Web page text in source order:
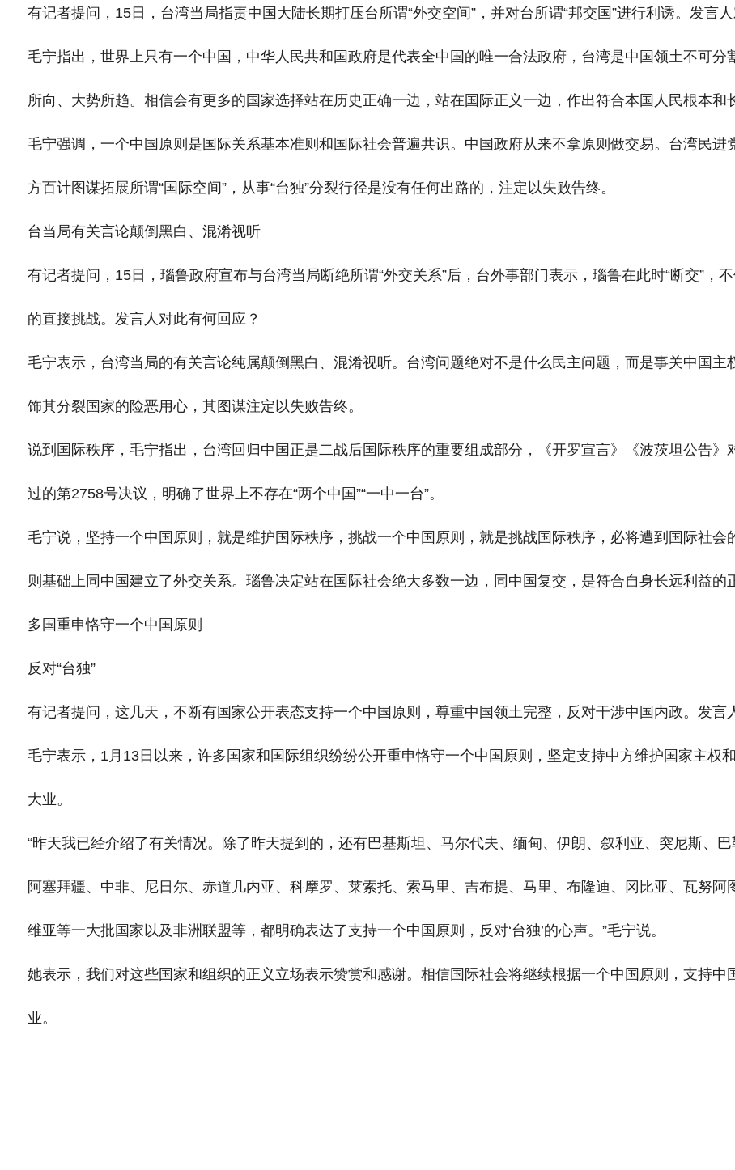
有记者提问，15日，台湾当局指责中国大陆长期打压台所谓“外交空间”，并对台所谓“邦交国”进行利诱。发言
毛宁指出，世界上只有一个中国，中华人民共和国政府是代表全中国的唯一合法政府，台湾是中国领土不可
所向、大势所趋。相信会有更多的国家选择站在历史正确一边，站在国际正义一边，作出符合本国人民根本和
毛宁强调，一个中国原则是国际关系基本准则和国际社会普遍共识。中国政府从来不拿原则做交易。台湾民
方百计图谋拓展所谓“国际空间”，从事“台独”分裂行径是没有任何出路的，注定以失败告终。
台当局有关言论颠倒黑白、混淆视听
有记者提问，15日，瑙鲁政府宣布与台湾当局断绝所谓“外交关系”后，台外事部门表示，瑙鲁在此时“断交”，
的直接挑战。发言人对此有何回应？
毛宁表示，台湾当局的有关言论纯属颠倒黑白、混淆视听。台湾问题绝对不是什么民主问题，而是事关中国主
饰其分裂国家的险恶用心，其图谋注定以失败告终。
说到国际秩序，毛宁指出，台湾回归中国正是二战后国际秩序的重要组成部分，《开罗宣言》《波茨坦公告
过的第2758号决议，明确了世界上不存在“两个中国”“一中一台”。
毛宁说，坚持一个中国原则，就是维护国际秩序，挑战一个中国原则，就是挑战国际秩序，必将遭到国际社
则基础上同中国建立了外交关系。瑙鲁决定站在国际社会绝大多数一边，同中国复交，是符合自身长远利益的
多国重申恪守一个中国原则
反对“台独”
有记者提问，这几天，不断有国家公开表态支持一个中国原则，尊重中国领土完整，反对干涉中国内政。发言
毛宁表示，1月13日以来，许多国家和国际组织纷纷公开重申恪守一个中国原则，坚定支持中方维护国家主权
大业。
“昨天我已经介绍了有关情况。除了昨天提到的，还有巴基斯坦、马尔代夫、缅甸、伊朗、叙利亚、突尼斯、
阿塞拜疆、中非、尼日尔、赤道几内亚、科摩罗、莱索托、索马里、吉布提、马里、布隆迪、冈比亚、瓦努
维亚等一大批国家以及非洲联盟等，都明确表达了支持一个中国原则，反对‘台独’的心声。”毛宁说。
她表示，我们对这些国家和组织的正义立场表示赞赏和感谢。相信国际社会将继续根据一个中国原则，支持中
业。